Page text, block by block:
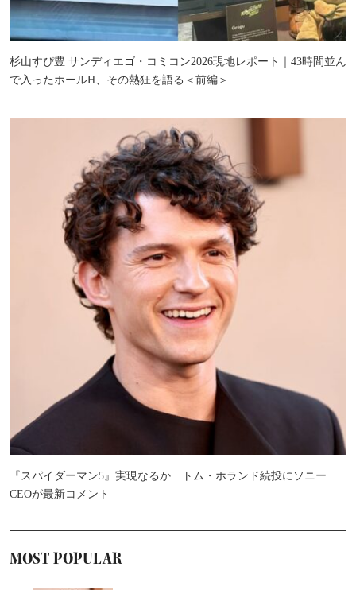
杉山すぴ豊 サンディエゴ・コミコン2026現地レポート｜43時間並ん
で入ったホールH、その熱狂を語る＜前編＞
『スパイダーマン5』実現なるか トム・ホランド続投にソニー
CEOが最新コメント
MOST POPULAR